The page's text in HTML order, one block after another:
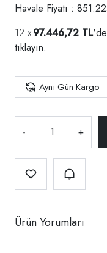
Havale Fiyatı :
97.446,72 TL
tıklayın.
Aynı Gün Kargo
- +
Ürün Yorumları